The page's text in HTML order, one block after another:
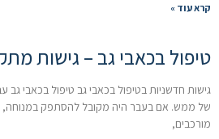
קרא עוד »
טיפול בכאבי גב – גישות
גישות חדשניות בטיפול בכאבי גב טיפול בכאבי
של ממש. אם בעבר היה מקובל להסתפק במנוחה,
מורכבים,